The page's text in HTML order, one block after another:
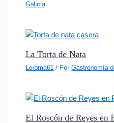
Galicia
La Torta de Nata
Loroma61 / PorGastronomía
El Roscón de Reyes en